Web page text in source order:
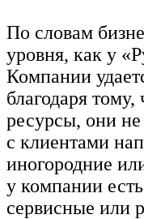
По словам
уровня, как у
Компании
благодаря
ресурсы, они не
с клиентами
иногородние
у компании
сервисные или